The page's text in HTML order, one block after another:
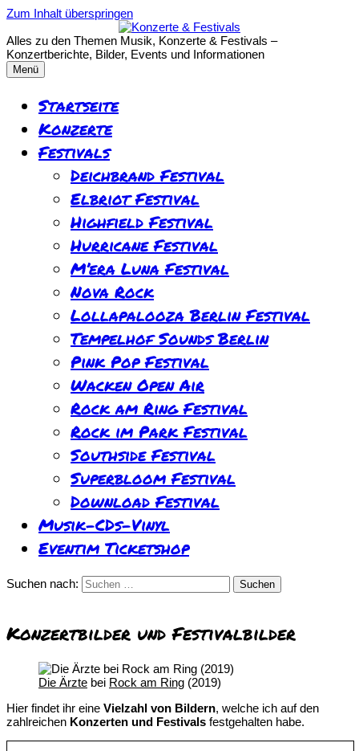
Zum Inhalt überspringen
Alles zu den Themen Musik, Konzerte & Festivals –
Konzertberichte, Bilder, Events und Informationen
Menü
Startseite
Konzerte
Festivals
Deichbrand Festival
Elbriot Festival
Highfield Festival
Hurricane Festival
M’era Luna Festival
Nova Rock
Lollapalooza Berlin Festival
Tempelhof Sounds Berlin
Pink Pop Festival
Wacken Open Air
Rock am Ring Festival
Rock im Park Festival
Southside Festival
Superbloom Festival
Download Festival
Musik-CDs-Vinyl
Eventim Ticketshop
Suchen nach:
Konzertbilder und Festivalbilder
Die Ärzte bei Rock am Ring (2019)
Hier findet ihr eine Vielzahl von Bildern, welche ich auf den
zahlreichen Konzerten und Festivals festgehalten habe.